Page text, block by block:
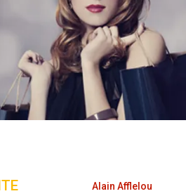
Alain Afflelou